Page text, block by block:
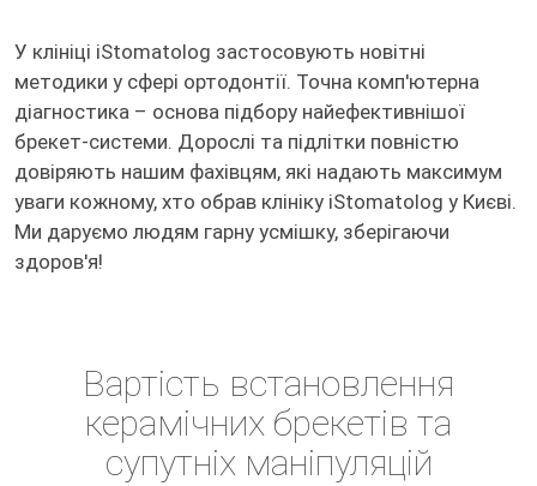
У клініці iStomatolog застосовують новітні
методики у сфері ортодонтії. Точна комп'ютерна
діагностика – основа підбору найефективнішої
брекет-системи. Дорослі та підлітки повністю
довіряють нашим фахівцям, які надають максимум
уваги кожному, хто обрав клініку iStomatolog у Києві.
Ми даруємо людям гарну усмішку, зберігаючи
здоров'я!
Вартість встановлення
керамічних брекетів та
супутніх маніпуляцій